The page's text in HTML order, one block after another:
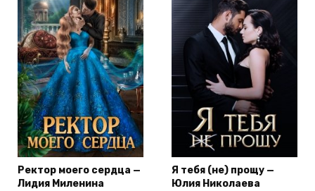
Ректор моего сердца —
Лидия Миленина
Я тебя (не) прощу —
Юлия Николаева